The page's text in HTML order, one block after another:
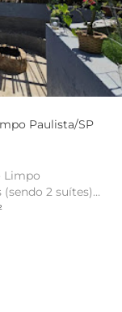
Paulista/SP